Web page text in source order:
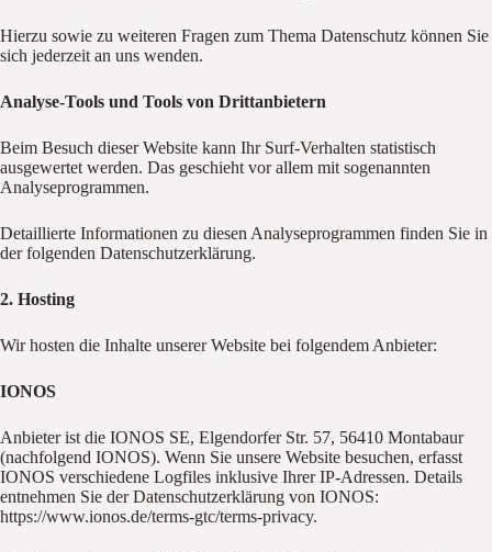
Hierzu sowie zu weiteren Fragen zum Thema Datenschutz können Sie
sich jederzeit an uns wenden.
Analyse-Tools und Tools von Drittanbietern
Beim Besuch dieser Website kann Ihr Surf-Verhalten statistisch
ausgewertet werden. Das geschieht vor allem mit sogenannten
Analyseprogrammen.
Detaillierte Informationen zu diesen Analyseprogrammen finden Sie in
der folgenden Datenschutzerklärung.
2. Hosting
Wir hosten die Inhalte unserer Website bei folgendem Anbieter:
IONOS
Anbieter ist die IONOS SE, Elgendorfer Str. 57, 56410 Montabaur
(nachfolgend IONOS). Wenn Sie unsere Website besuchen, erfasst
IONOS verschiedene Logfiles inklusive Ihrer IP-Adressen. Details
entnehmen Sie der Datenschutzerklärung von IONOS:
https://www.ionos.de/terms-gtc/terms-privacy.